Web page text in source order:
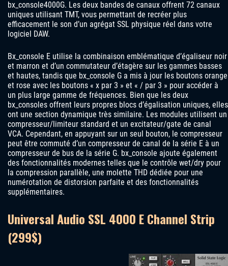
bx_console4000G. Les deux bandes de canaux offrent 72 canaux
uniques utilisant TMT, vous permettant de recréer plus
efficacement le son d’un agrégat SSL physique réel dans votre
logiciel DAW.
Bx_console E utilise la combinaison emblématique d’égaliseur noir
et marron et d’un commutateur d’étagère sur les gammes basses
et hautes, tandis que bx_console G a mis à jour les boutons orange
et rose avec les boutons « x par 3 » et « / par 3 » pour accéder à
un plus large gamme de fréquences. Bien que les deux
bx_consoles offrent leurs propres blocs d’égalisation uniques, elles
ont une section dynamique très similaire. Les modules utilisent un
compresseur/limiteur standard et un excitateur/gate de canal
VCA. Cependant, en appuyant sur un seul bouton, le compresseur
peut être commuté d’un compresseur de canal de la série E à un
compresseur de bus de la série G. bx_console ajoute également
des fonctionnalités modernes telles que le contrôle wet/dry pour
la compression parallèle, une molette THD dédiée pour une
numérotation de distorsion parfaite et des fonctionnalités
supplémentaires.
Universal Audio SSL 4000 E Channel Strip
(299$)